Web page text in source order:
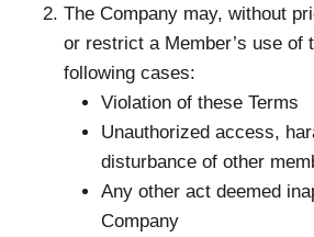
The Company may, without
or restrict a Member’s use of
following cases:
Violation of these Terms
Unauthorized access,
disturbance of other
Any other act deemed
Company